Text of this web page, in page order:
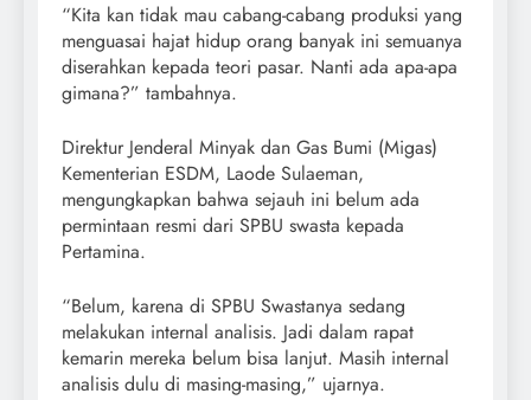
“Kita kan tidak mau cabang-cabang produksi yang
menguasai hajat hidup orang banyak ini semuanya
diserahkan kepada teori pasar. Nanti ada apa-apa
gimana?” tambahnya.
Direktur Jenderal Minyak dan Gas Bumi (Migas)
Kementerian ESDM, Laode Sulaeman,
mengungkapkan bahwa sejauh ini belum ada
permintaan resmi dari SPBU swasta kepada
Pertamina.
“Belum, karena di SPBU Swastanya sedang
melakukan internal analisis. Jadi dalam rapat
kemarin mereka belum bisa lanjut. Masih internal
analisis dulu di masing-masing,” ujarnya.